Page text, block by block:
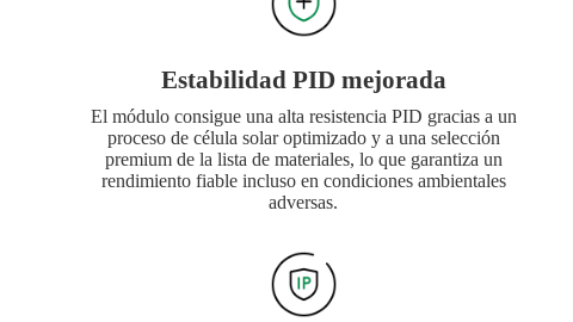
Estabilidad PID mejorada
El módulo consigue una alta resistencia PID gracias a un
proceso de célula solar optimizado y a una selección
premium de la lista de materiales, lo que garantiza un
rendimiento fiable incluso en condiciones ambientales
adversas.